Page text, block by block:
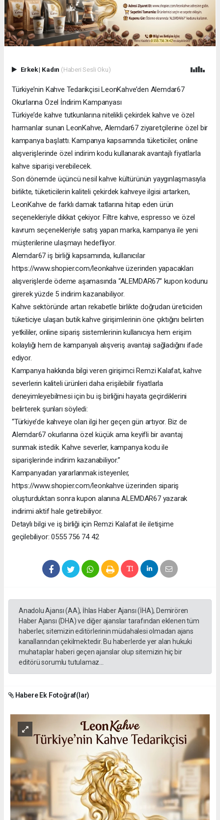
Erkek| Kadın (Haberi Sesli Oku)
Türkiye’nin Kahve Tedarikçisi LeonKahve’den Alemdar67
Okurlarına Özel İndirim Kampanyası
Türkiye’de kahve tutkunlarına nitelikli çekirdek kahve ve özel
harmanlar sunan LeonKahve, Alemdar67 ziyaretçilerine özel bir
kampanya başlattı. Kampanya kapsamında tüketiciler, online
alışverişlerinde özel indirim kodu kullanarak avantajlı fiyatlarla
kahve siparişi verebilecek.
Son dönemde üçüncü nesil kahve kültürünün yaygınlaşmasıyla
birlikte, tüketicilerin kaliteli çekirdek kahveye ilgisi artarken,
LeonKahve de farklı damak tatlarına hitap eden ürün
seçenekleriyle dikkat çekiyor. Filtre kahve, espresso ve özel
kavrum seçenekleriyle satış yapan marka, kampanya ile yeni
müşterilerine ulaşmayı hedefliyor.
Alemdar67 iş birliği kapsamında, kullanıcılar
https://www.shopier.com/leonkahve üzerinden yapacakları
alışverişlerde ödeme aşamasında “ALEMDAR67” kupon kodunu
girerek yüzde 5 indirim kazanabiliyor.
Kahve sektöründe artan rekabetle birlikte doğrudan üreticiden
tüketiciye ulaşan butik kahve girişimlerinin öne çıktığını belirten
yetkililer, online sipariş sistemlerinin kullanıcıya hem erişim
kolaylığı hem de kampanyalı alışveriş avantajı sağladığını ifade
ediyor.
Kampanya hakkında bilgi veren girişimci Remzi Kalafat, kahve
severlerin kaliteli ürünleri daha erişilebilir fiyatlarla
deneyimleyebilmesi için bu iş birliğini hayata geçirdiklerini
belirterek şunları söyledi:
“Türkiye’de kahveye olan ilgi her geçen gün artıyor. Biz de
Alemdar67 okurlarına özel küçük ama keyifli bir avantaj
sunmak istedik. Kahve severler, kampanya kodu ile
siparişlerinde indirim kazanabiliyor.”
Kampanyadan yararlanmak isteyenler,
https://www.shopier.com/leonkahve üzerinden sipariş
oluşturduktan sonra kupon alanına ALEMDAR67 yazarak
indirimi aktif hale getirebiliyor.
Detaylı bilgi ve iş birliği için Remzi Kalafat ile iletişime
geçilebiliyor: 0555 756 74 42
Anadolu Ajansı (AA), İhlas Haber Ajansı (İHA), Demirören
Haber Ajansı (DHA) ve diğer ajanslar tarafından eklenen tüm
haberler, sitemizin editörlerinin müdahalesi olmadan ajans
kanallarından çekilmektedir. Bu haberlerde yer alan hukuki
muhataplar haberi geçen ajanslar olup sitemizin hiç bir
editörü sorumlu tutulamaz...
Habere Ek Fotoğraf(lar)